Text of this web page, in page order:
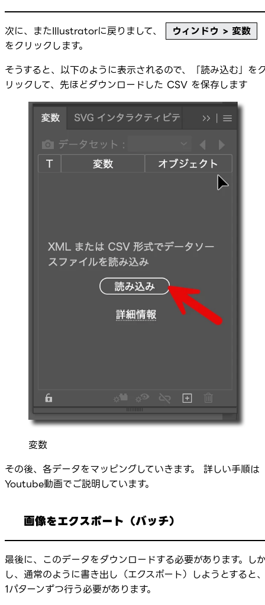
次に、またIllustratorに戻りまして、
ウィンドウ > 変数
をクリックします。
そうすると、以下のように表示されるので、「読み込む」を
リックして、先ほどダウンロードした CSV を保存します
変数
その後、各データをマッピングしていきます。 詳しい手順は
Youtube動画でご説明しています。
画像をエクスポート（バッチ）
最後に、このデータをダウンロードする必要があります。し
し、通常のように書き出し（エクスポート）しようとすると
1パターンずつ行う必要があります。